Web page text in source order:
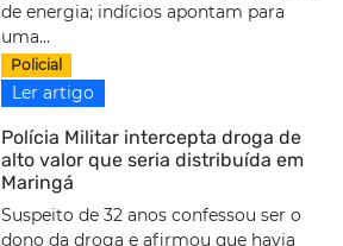
de energia; indícios apontam para
uma...
Policial
Ler artigo
Polícia Militar intercepta droga de
alto valor que seria distribuída em
Maringá
Suspeito de 32 anos confessou ser o
dono da droga e afirmou que havia